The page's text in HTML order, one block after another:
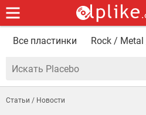
Все пластинки Rock /
Статьи / Новости